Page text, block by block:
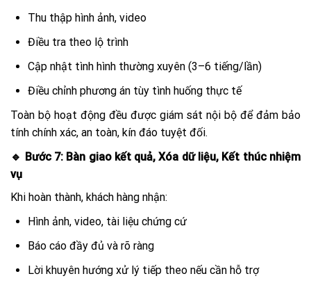
Thu thập hình ảnh, video
Điều tra theo lộ trình
Cập nhật tình hình thường xuyên (3–6 tiếng/lần)
Điều chỉnh phương án tùy tình huống thực tế
Toàn bộ hoạt động đều được giám sát nội bộ để đảm bảo
tính chính xác, an toàn, kín đáo tuyệt đối.
🔹 Bước 7: Bàn giao kết quả, Xóa dữ liệu, Kết thúc nhiệm
vụ
Khi hoàn thành, khách hàng nhận:
Hình ảnh, video, tài liệu chứng cứ
Báo cáo đầy đủ và rõ ràng
Lời khuyên hướng xử lý tiếp theo nếu cần hỗ trợ